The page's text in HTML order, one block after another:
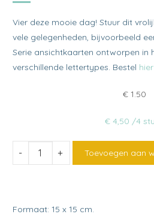
Vier deze mooie dag! Stuur dit
vele gelegenheden, bijvoorbeeld
Serie ansichtkaarten ontworpen in
verschillende lettertypes. Bestel
€1.50
€ 4,50 /4
'Celebrate'
ansichtkaart
Toevoegen aan
Formaat: 15 x 15 cm.